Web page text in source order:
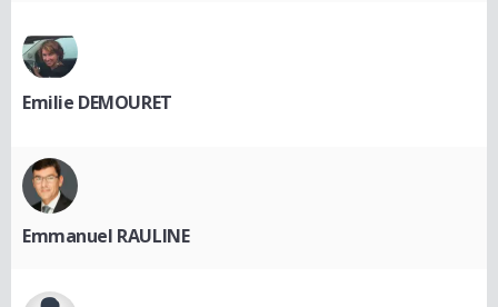
Emilie DEMOURET
Emmanuel RAULINE